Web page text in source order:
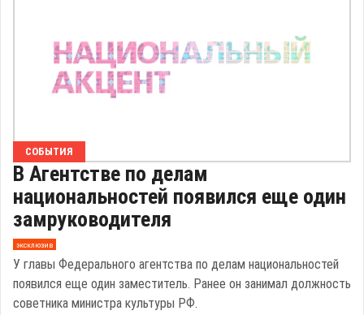
СОБЫТИЯ
В Агентстве по делам
национальностей появился еще один
замруководителя
эксклюзив
У главы Федерального агентства по делам национальностей
появился еще один заместитель. Ранее он занимал должность
советника министра культуры РФ.